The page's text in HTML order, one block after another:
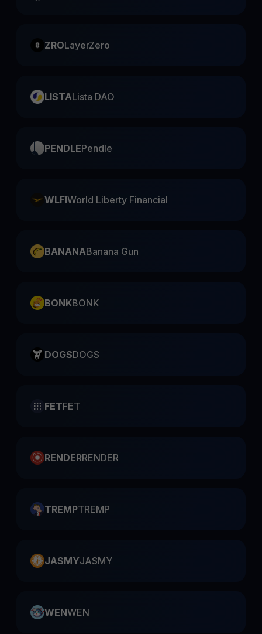
ZROLayerZero
LISTALista DAO
PENDLEPendle
WLFIWorld Liberty Financial
BANANABanana Gun
BONKBONK
DOGSDOGS
FETFET
RENDERRENDER
TREMPTREMP
JASMYJASMY
WENWEN